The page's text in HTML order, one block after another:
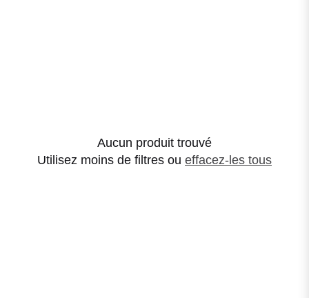
Aucun produit trouvé
Utilisez moins de filtres ou effacez-les tous